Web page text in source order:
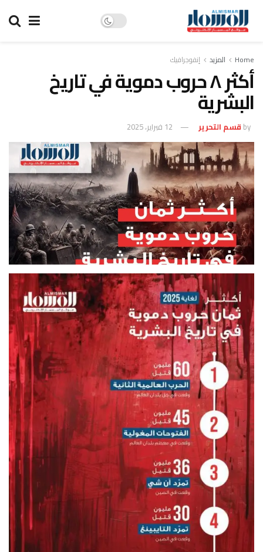
Home المزيد إنفوجرافيك
أكثر ٨ حروب دموية في تاريخ
البشرية
by قسم التحرير 12 فبراير، 2025